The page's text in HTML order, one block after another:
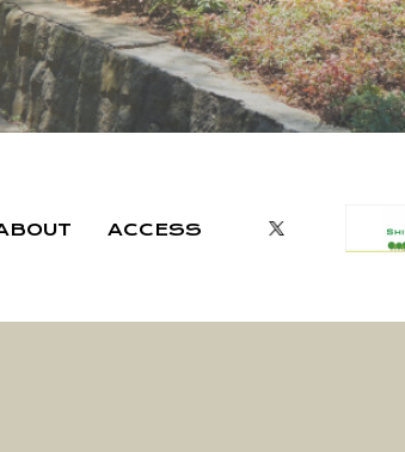
ACCESS